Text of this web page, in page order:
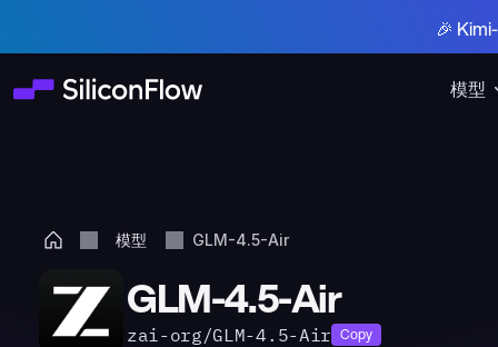
模型
🎉
模型 GLM-4.5-Air
GLM-4.5-Air
zai-org/GLM-4.5-Air Copy